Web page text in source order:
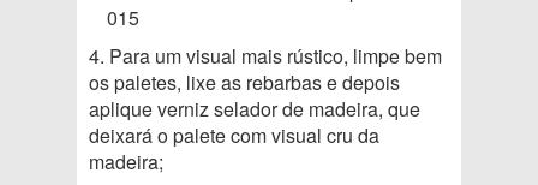
4. Para um visual mais rústico, limpe bem
os paletes, lixe as rebarbas e depois
aplique verniz selador de madeira, que
deixará o palete com visual cru da
madeira;